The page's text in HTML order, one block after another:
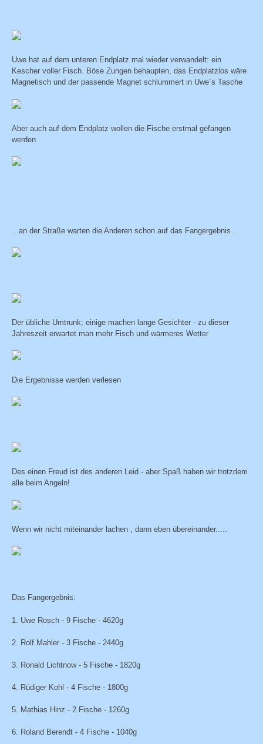
Uwe hat auf dem unteren Endplatz mal wieder verwandelt: ein
Kescher voller Fisch. Böse Zungen behaupten, das Endplatzlos wäre
Magnetisch und der passende Magnet schlummert in Uwe´s Tasche
Aber auch auf dem Endplatz wollen die Fische erstmal gefangen
werden
.. an der Straße warten die Anderen schon auf das Fangergebnis ..
Der übliche Umtrunk; einige machen lange Gesichter - zu dieser
Jahreszeit erwartet man mehr Fisch und wärmeres Wetter
Die Ergebnisse werden verlesen
Des einen Freud ist des anderen Leid - aber Spaß haben wir trotzdem
alle beim Angeln!
Wenn wir nicht miteinander lachen , dann eben übereinander.....
Das Fangergebnis:
1. Uwe Rosch - 9 Fische - 4620g
2. Rolf Mahler - 3 Fische - 2440g
3. Ronald Lichtnow - 5 Fische - 1820g
4. Rüdiger Kohl - 4 Fische - 1800g
5. Mathias Hinz - 2 Fische - 1260g
6. Roland Berendt - 4 Fische - 1040g